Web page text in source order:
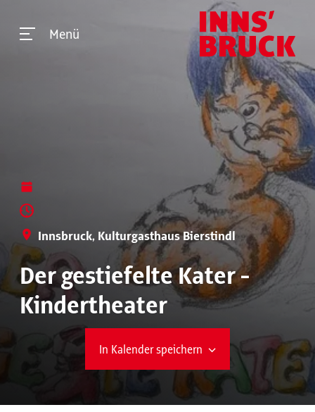
Menü
Innsbruck, Kulturgasthaus Bierstindl
Der gestiefelte Kater -
Kindertheater
In Kalender speichern